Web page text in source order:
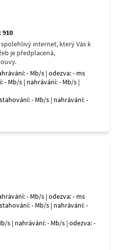
910
internet, který Vás k
je předplacená,
- Mb/s | odezva: - ms
- Mb/s | nahrávání: - Mb/s |
- Mb/s | nahrávání: -
- Mb/s | odezva: - ms
- Mb/s | nahrávání: -
s | nahrávání: - Mb/s | odezva: -